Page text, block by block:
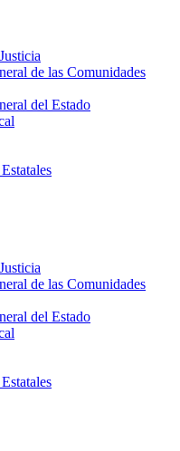
de las Comunidades
del Estado
de las Comunidades
del Estado